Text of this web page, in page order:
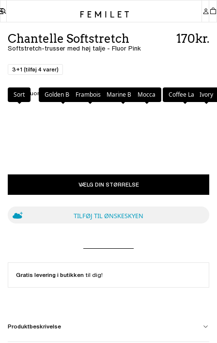
Chantelle Softstretch
Softstretch-trusser med høj talje - Fluor Pink
170kr.
3+1 (tilføj 4 varer)
Farve: Fluor Pink
Sort Golden BeigeFramboise Marine BlueMocca Coffee LatteIvory
VÆLG DIN STØRRELSE
TILFØJ TIL ØNSKESKYEN
Gratis levering i butikken til dig!
Produktbeskrivelse